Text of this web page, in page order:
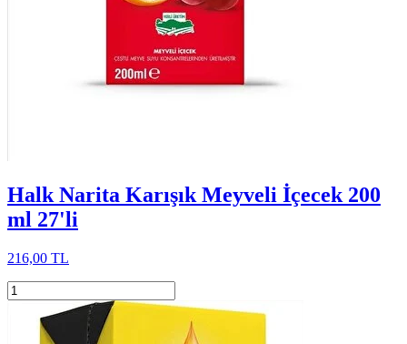
Halk Narita Karışık Meyveli İçecek 200
ml 27'li
216,00 TL